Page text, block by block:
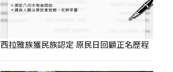
西拉雅族獲民族認定 原民日回顧正名歷程